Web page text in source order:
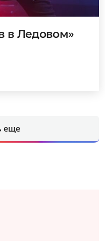
в Ледовом»
еще